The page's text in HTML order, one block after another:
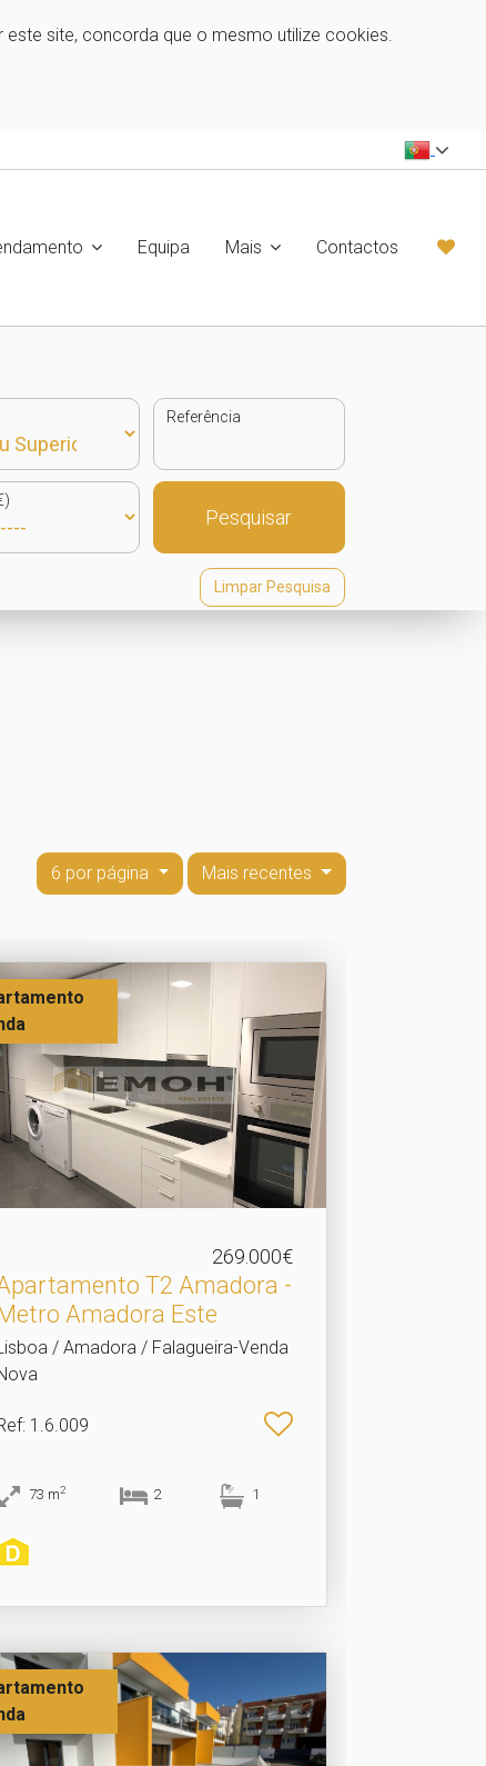
site, concorda que o mesmo utilize cookies.
Equipa Mais Contactos
Referência
Pesquisar
Limpar Pesquisa
6 por página Mais recentes
269.000€
T2 Amadora -
Amadora Este
/ Amadora / Falagueira-Venda
: 1.6.009
73 m2 2 1